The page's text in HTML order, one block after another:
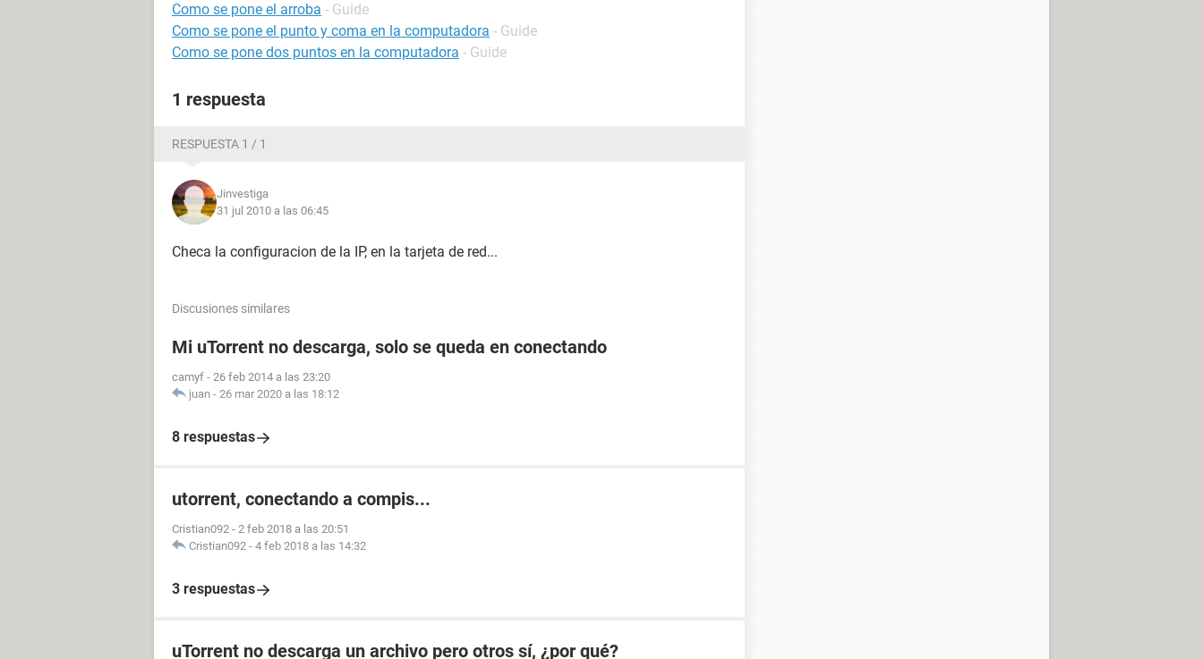
Como se pone el arroba - Guide
Como se pone el punto y coma en la computadora - Guide
Como se pone dos puntos en la computadora - Guide
1 respuesta
RESPUESTA 1 / 1
Jinvestiga
31 jul 2010 a las 06:45
Checa la configuracion de la IP, en la tarjeta de red...
Discusiones similares
Mi uTorrent no descarga, solo se queda en conectando
camyf - 26 feb 2014 a las 23:20
juan - 26 mar 2020 a las 18:12
8 respuestas
utorrent, conectando a compis...
Cristian092 - 2 feb 2018 a las 20:51
Cristian092 - 4 feb 2018 a las 14:32
3 respuestas
uTorrent no descarga un archivo pero otros sí, ¿por qué?